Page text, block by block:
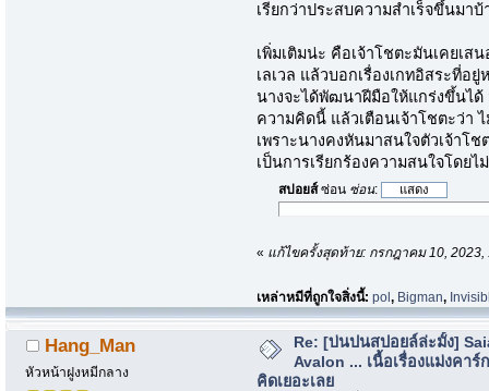
เรียกว่าประสบความสำเร็จขึ้นมา
เพิ่มเติมน่ะ คือเจ้าโชตะมันเคยเส
เลเวล แล้วบอกเรื่องเกทอิสระที่อยู่
นางจะได้พัฒนาฝีมือให้แกร่งขึ้นได้
ความคิดนี้ แล้วเตือนเจ้าโชตะว่า
เพราะนางคงหันมาสนใจตัวเจ้าโ
เป็นการเรียกร้องความสนใจโดย
สปอยส์ซ่อน ซ่อน:
« แก้ไขครั้งสุดท้าย: กรกฎาคม 10, 2023,
เหล่าหมีที่ถูกใจสิ่งนี้:pol, Bigman,
Hang_Man
หัวหน้าฝูงหมีกลาง
Re: [บ่นปนสปอยล์ล่ะมั้ง]
Avalon ... เนื้อเรื่องแม่งคาร์
คิดเยอะเลย